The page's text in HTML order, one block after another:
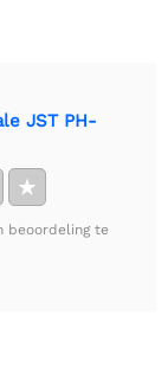
JST PH-
★
beoordeling te